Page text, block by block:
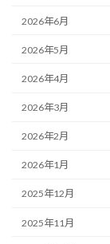
2026年6月
2026年5月
2026年4月
2026年3月
2026年2月
2026年1月
2025年12月
2025年11月